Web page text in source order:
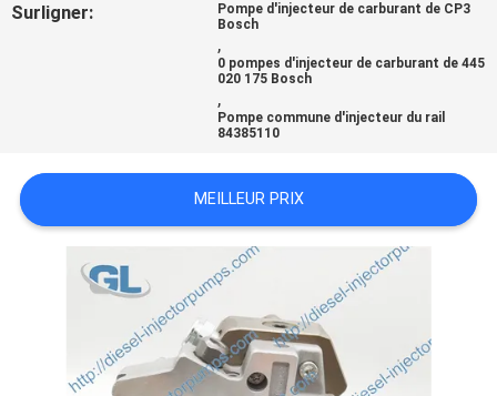
PLAN
DU
POLITIQUE
Surligner:
Pompe d'injecteur de carburant de CP3
Bosch
,
0 pompes d'injecteur de carburant de 445
020 175 Bosch
,
Pompe commune d'injecteur du rail
84385110
MEILLEUR PRIX